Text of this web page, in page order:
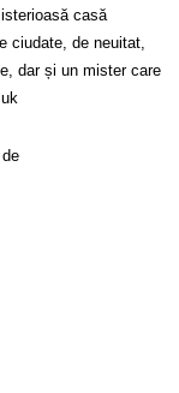
casă
ciudate, de neuitat,
dar și un mister care